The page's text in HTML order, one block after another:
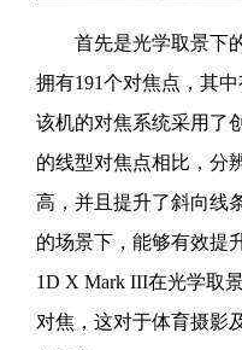
首先是光学取景下的
拥有191个对焦点，其
该机的对焦系统采用了
的线型对焦点相比，分
高，并且提升了斜向线
的场景下，能够有效提
1D X Mark III在光学取
对焦，这对于体育摄影